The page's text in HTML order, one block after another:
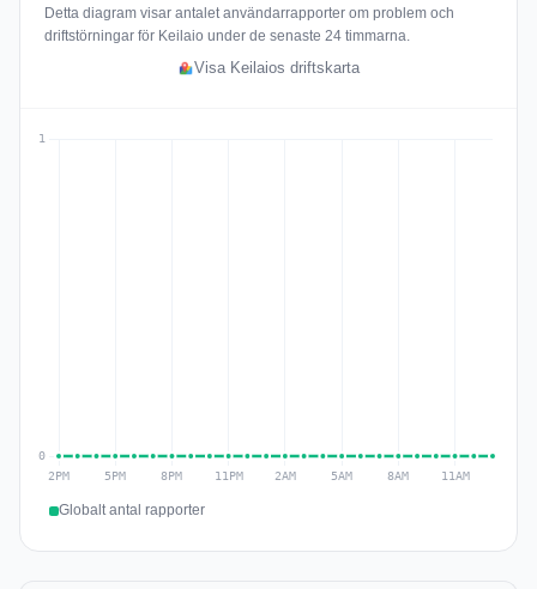
Detta diagram visar antalet användarrapporter om problem och
driftstörningar för Keilaio under de senaste 24 timmarna.
Visa Keilaios driftskarta
Globalt antal rapporter